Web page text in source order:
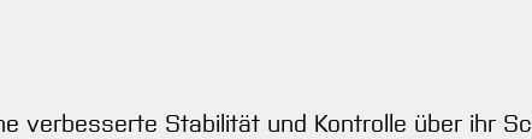
verbesserte Stabilität und Kontrolle über ihr